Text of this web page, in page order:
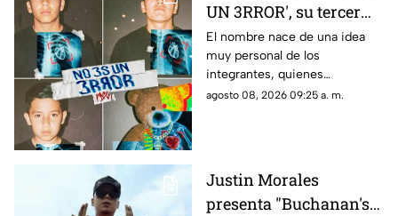
UN 3RROR', su tercer
álbum de estudio
El nombre nace de una idea
muy personal de los
integrantes, quienes
transforman una frase
agosto 08, 2026 09:25 a. m.
Justin Morales
presenta "Buchanan's",